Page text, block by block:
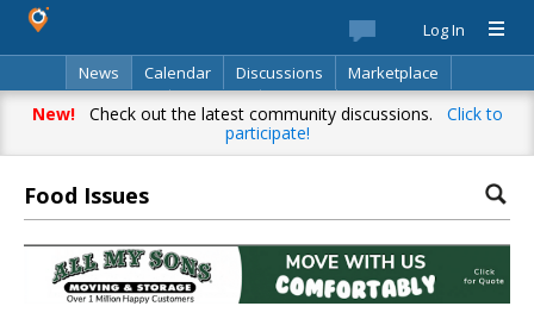
Log In
News
Calendar Discussions
Marketplace
Classifieds
Directory Search
New!Check out the latest community discussions. Click to
participate!
Food Issues